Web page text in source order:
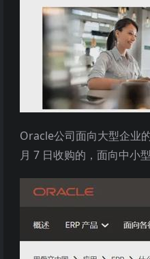
Oracle公司面向大型企业
月 7 日收购的，面向中小